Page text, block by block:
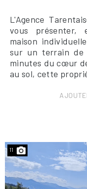
L'Agence
vous présenter,
maison
sur un terrain de
minutes du cœur
au sol, cette
11